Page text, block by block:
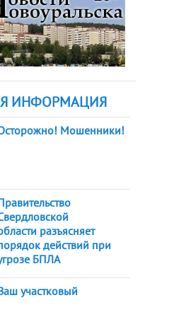
ИНФОРМАЦИЯ
Мошенники!
разъясняет
действий при
БПЛА
участковый